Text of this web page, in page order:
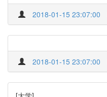
2018-01-15 23:07:00
2018-01-15 23:07:00